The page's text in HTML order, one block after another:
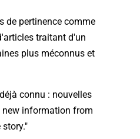
de pertinence comme
traitant d'un
plus méconnus et
connu : nouvelles
new information from
story."